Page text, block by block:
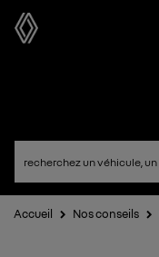
Accueil Nos conseils